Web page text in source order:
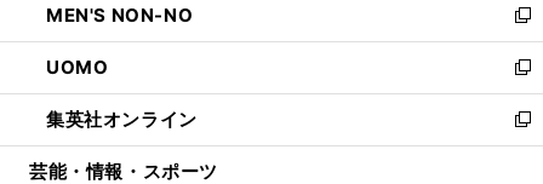
く
で
開
く
ド
ウ
で
開
く
ィ
ン
ド
ウ
で
開
い
ウ
ィ
ン
ド
ウ
MEN'S NON-NO
新
し
い
ウ
ィ
ン
UOMO
新
し
い
ウ
集英社オンライン
新
し
芸能・情報・スポーツ